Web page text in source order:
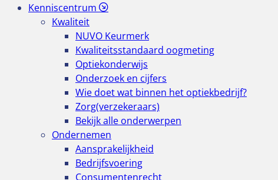
Kenniscentrum
Kwaliteit
NUVO Keurmerk
Kwaliteitsstandaard oogmeting
Optiekonderwijs
Onderzoek en cijfers
Wie doet wat binnen het optiekbedrijf?
Zorg(verzekeraars)
Bekijk alle onderwerpen
Ondernemen
Aansprakelijkheid
Bedrijfsvoering
Consumentenrecht